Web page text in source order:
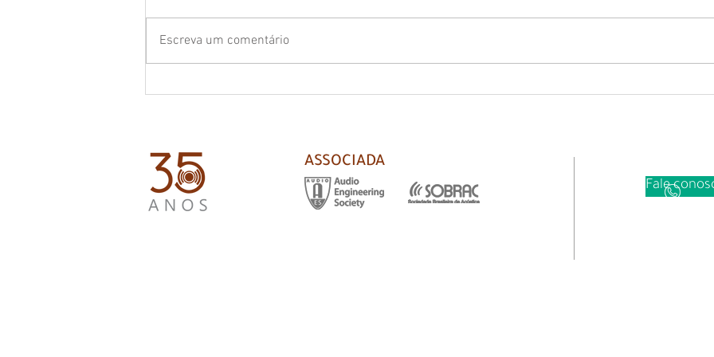
Escreva um comentário
ASSOCIADA
Fale